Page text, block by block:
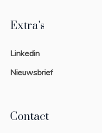
Extra’s
Linkedin
Nieuwsbrief
Contact